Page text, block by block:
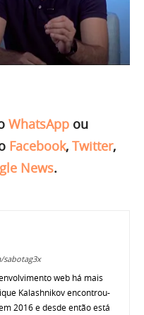
WhatsApp ou
Facebook, Twitter,
News.
web há mais
Kalashnikov encontrou-
2016 e desde então está